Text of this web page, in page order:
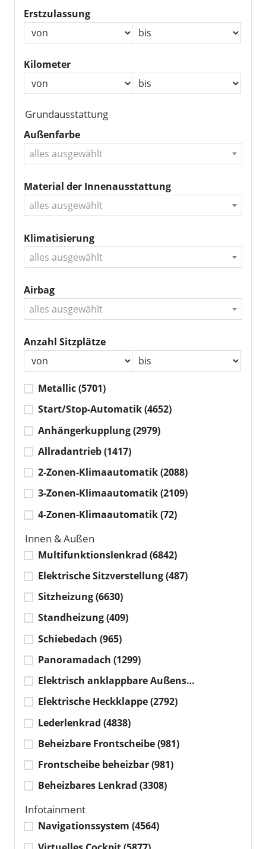
Erstzulassung
Kilometer
Grundausstattung
Außenfarbe
alles ausgewählt
Material der Innenausstattung
alles ausgewählt
Klimatisierung
alles ausgewählt
Airbag
alles ausgewählt
Anzahl Sitzplätze
Metallic(5701)
Start/Stop-Automatik(4652)
Anhängerkupplung(2979)
Allradantrieb(1417)
2-Zonen-Klimaautomatik(2088)
3-Zonen-Klimaautomatik(2109)
4-Zonen-Klimaautomatik(72)
Innen & Außen
Multifunktionslenkrad (6842)
Elektrische Sitzverstellung(487)
Sitzheizung(6630)
Standheizung(409)
Schiebedach (965)
Panoramadach (1299)
Elektrisch anklappbare Außenspiegel
Elektrische Heckklappe(2792)
Lederlenkrad (4838)
Beheizbare Frontscheibe(981)
Frontscheibe beheizbar(981)
Beheizbares Lenkrad (3308)
Infotainment
Navigationssystem (4564)